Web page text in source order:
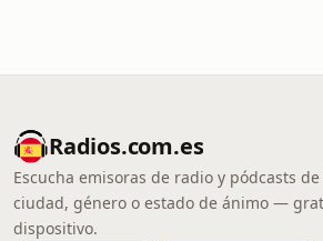
Radios.com.es
Escucha emisoras de radio y pódcasts
ciudad, género o estado de ánimo —
dispositivo.